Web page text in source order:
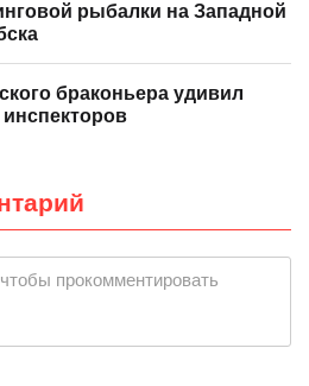
рыбалки на Западной
браконьера удивил
прокомментировать